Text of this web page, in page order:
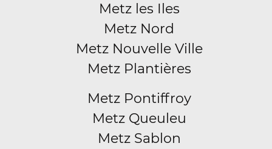
Metz les Iles
Metz Nord
Metz Nouvelle Ville
Metz Plantières
Metz Pontiffroy
Metz Queuleu
Metz Sablon